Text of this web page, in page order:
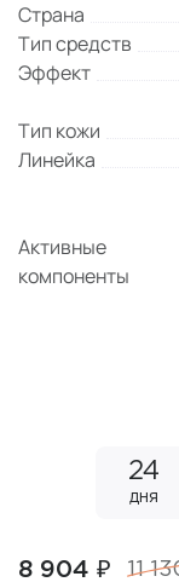
Страна
Тип средств
Эффект
Тип кожи
Линейка
Активные
компоненты
24
дня
8 904 ₽ 11